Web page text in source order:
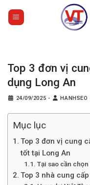
Top 3 đơn vị
dụng Long An
24/09/2025 - HANHSEO
Mục lục
Top 3 đơn vị cung
tốt tại Long An
Tại sao cần
Top 3 nhà cung